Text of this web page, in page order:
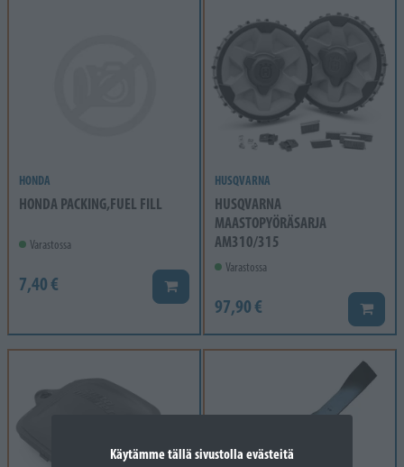
Käytämme tällä sivustolla evästeitä
HONDA
HONDA PACKING,FUEL FILL
Varastossa
7,40 € Lisää koriin
HUSQVARNA
HUSQVARNA
MAASTOPYÖRÄSARJA
AM310/315
Varastossa
97,90 € Lisää